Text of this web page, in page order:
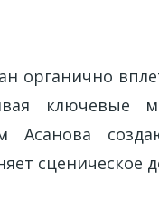
органично
ключевые
сценическое